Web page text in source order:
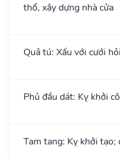
thổ, xây dựng nhà cửa
Quả tú: Xấu với cưới hỏi
Phủ đầu dát: Kỵ khởi
Tam tang: Kỵ khởi tạo;